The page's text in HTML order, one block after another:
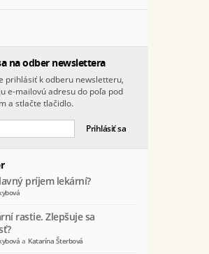
na odber newslettera
prihlásiť k odberu newsletteru,
e-mailovú adresu do poľa pod
a stlačte tlačidlo.
príjem lekární?
rastie. Zlepšuje sa
a Katarína Šterbová